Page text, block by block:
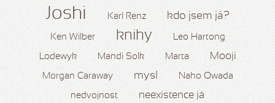
Joshi Karl Renz kdo jsem já?
Ken Wilber knihy Leo Hartong
Lodewyk Mandi Solk Marta Mooji
Morgan Caraway mysl Naho Owada
nedvojnost neexistence já